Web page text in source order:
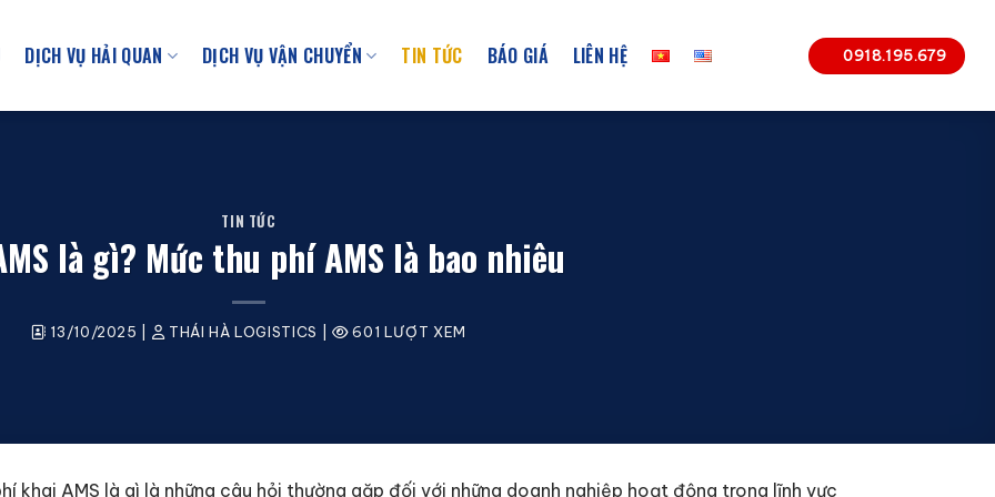
DỊCH VỤ HẢI QUAN DỊCH VỤ VẬN CHUYỂN TIN TỨC BÁO GIÁ LIÊN HỆ 0918.195.679
TIN TỨC
là gì? Mức thu phí AMS là bao nhiêu
13/10/2025 THÁI HÀ LOGISTICS 601 LƯỢT XEM
khai AMS là gì là những câu hỏi thường gặp đối với những doanh nghiệp hoạt động trong lĩnh vực